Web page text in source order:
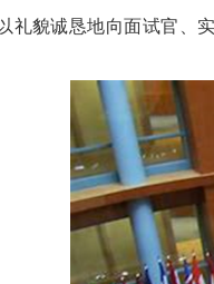
礼貌诚恳地向面试官、